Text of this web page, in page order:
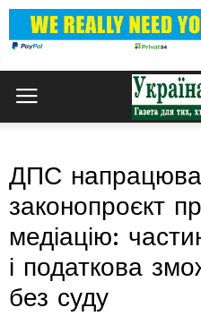
ДПС
законопроєкт
медіацію:
і податкова
без суду